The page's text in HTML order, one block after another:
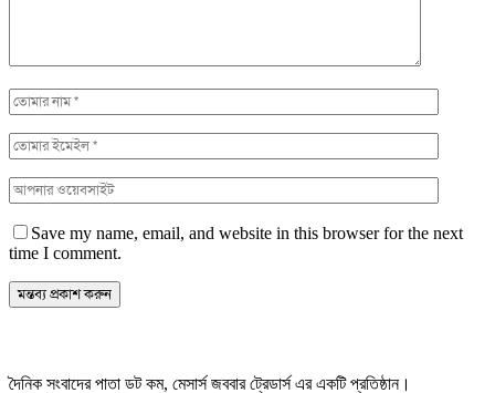
Save my name, email, and website in this browser for the next
time I comment.
দৈনিক সংবাদের পাতা ডট কম, মেসার্স জববার ট্রেডার্স এর একটি প্রতিষ্ঠান।